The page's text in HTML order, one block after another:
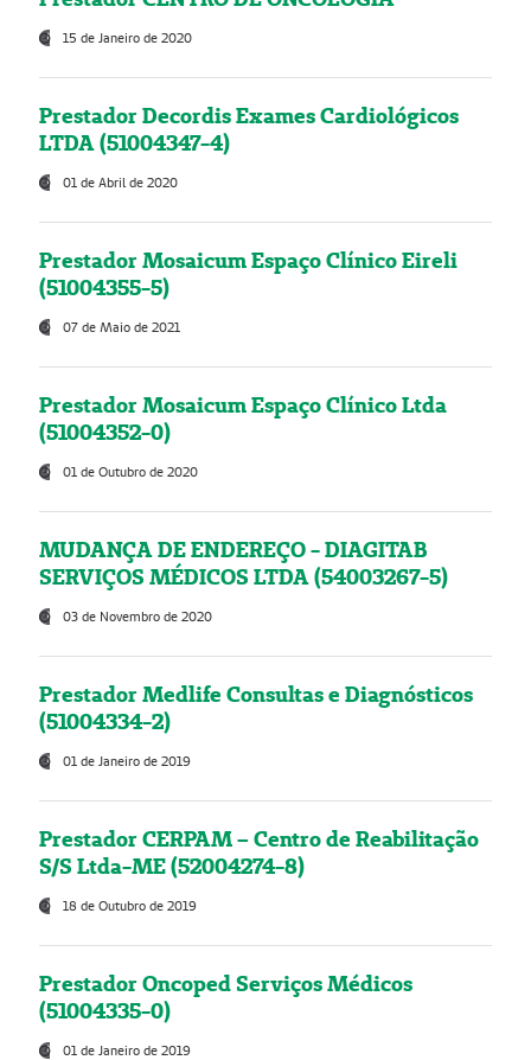
15 de Janeiro de 2020
Prestador Decordis Exames Cardiológicos
LTDA (51004347-4)
01 de Abril de 2020
Prestador Mosaicum Espaço Clínico Eireli
(51004355-5)
07 de Maio de 2021
Prestador Mosaicum Espaço Clínico Ltda
(51004352-0)
01 de Outubro de 2020
MUDANÇA DE ENDEREÇO - DIAGITAB
SERVIÇOS MÉDICOS LTDA (54003267-5)
03 de Novembro de 2020
Prestador Medlife Consultas e Diagnósticos
(51004334-2)
01 de Janeiro de 2019
Prestador CERPAM – Centro de Reabilitação
S/S Ltda-ME (52004274-8)
18 de Outubro de 2019
Prestador Oncoped Serviços Médicos
(51004335-0)
01 de Janeiro de 2019